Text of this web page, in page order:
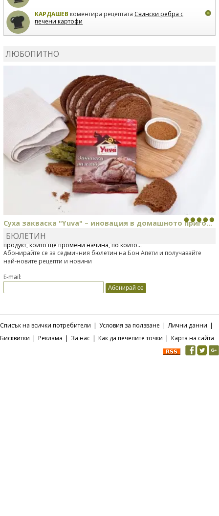
КАРДАШЕВ коментира рецептата Свински ребра с
печени картофи
ЛЮБОПИТНО
Суха закваска "Yuva" – иновация в домашното приго...
Отскоро Лесафр България стартира предлагането на изцяло нов
продукт, който ще промени начина, по който...
БЮЛЕТИН
Абонирайте се за седмичния бюлетин на Бон Апети и получавайте
най-новите рецепти и новини
E-mail:
Списък на всички потребители | Условия за ползване | Лични данни |
Бисквитки | Реклама | За нас | Как да печелите точки | Карта на сайта